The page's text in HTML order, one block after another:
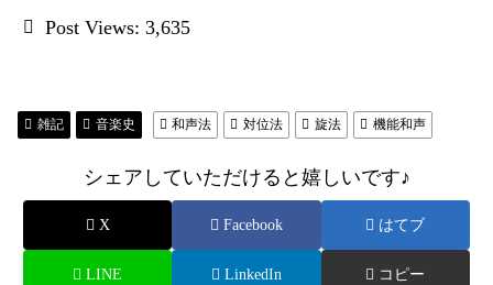
Post Views: 3,635
雑記 音楽史 和声法 対位法 旋法 機能和声
シェアしていただけると嬉しいです♪
X Facebook はてブ
LINE LinkedIn コピー